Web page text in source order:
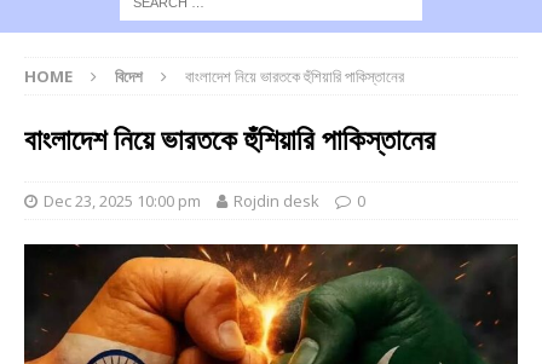
HOME বিদেশ বাংলাদেশ নিয়ে ভারতকে হুঁশিয়ারি পাকিস্তানের
বাংলাদেশ নিয়ে ভারতকে হুঁশিয়ারি পাকিস্তানের
Dec 23, 2025 10:00 pm Rojdin desk 0